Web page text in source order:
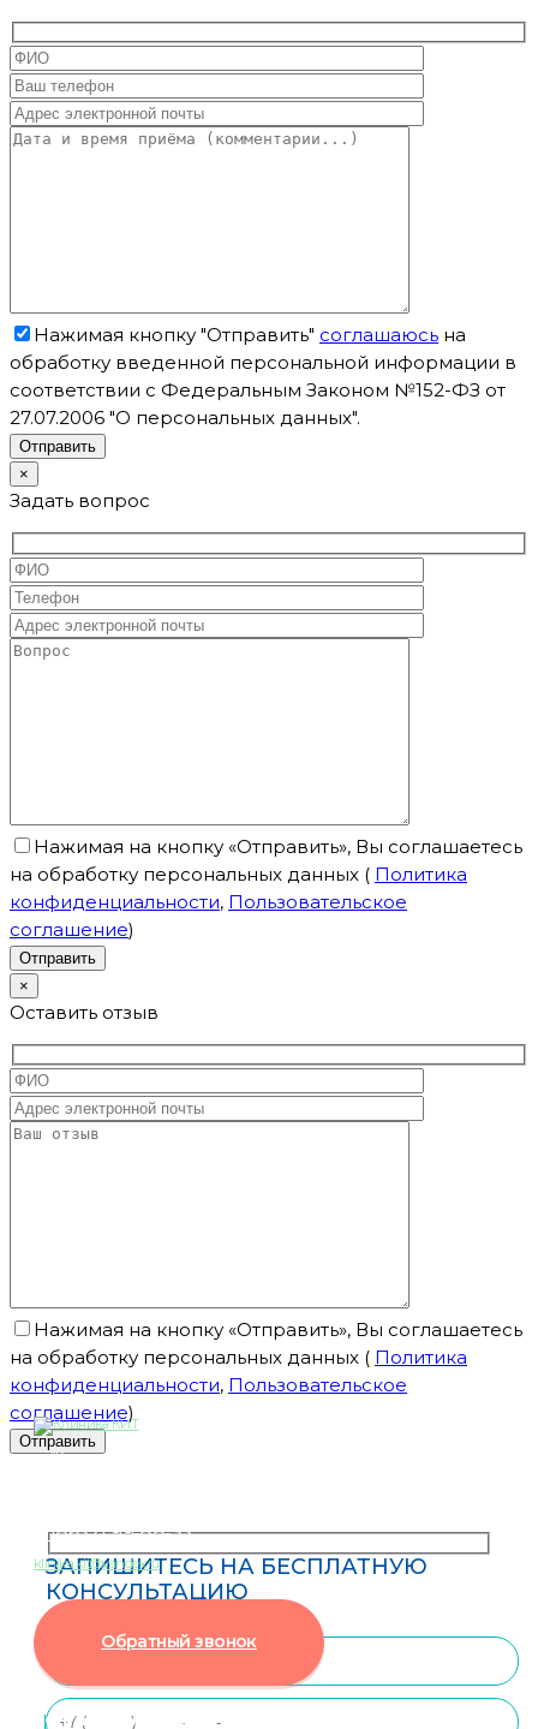
— “Клиника Инновационных Технологий”
8 (8652) 99-88-55
klinika.kit@yandex.ru
Обратный звонок
Контакты клиники
Нажимая кнопку "Отправить" соглашаюсь на
обработку введенной персональной информации в
соответствии с Федеральным Законом №152-ФЗ от
27.07.2006 "О персональных данных".
×
Задать вопрос
Нажимая на кнопку «Отправить», Вы соглашаетесь
на обработку персональных данных ( Политика
конфиденциальности, Пользовательское
соглашение)
×
Оставить отзыв
Нажимая на кнопку «Отправить», Вы соглашаетесь
на обработку персональных данных ( Политика
конфиденциальности, Пользовательское
соглашение)
ЗАПИШИТЕСЬ НА БЕСПЛАТНУЮ
КОНСУЛЬТАЦИЮ